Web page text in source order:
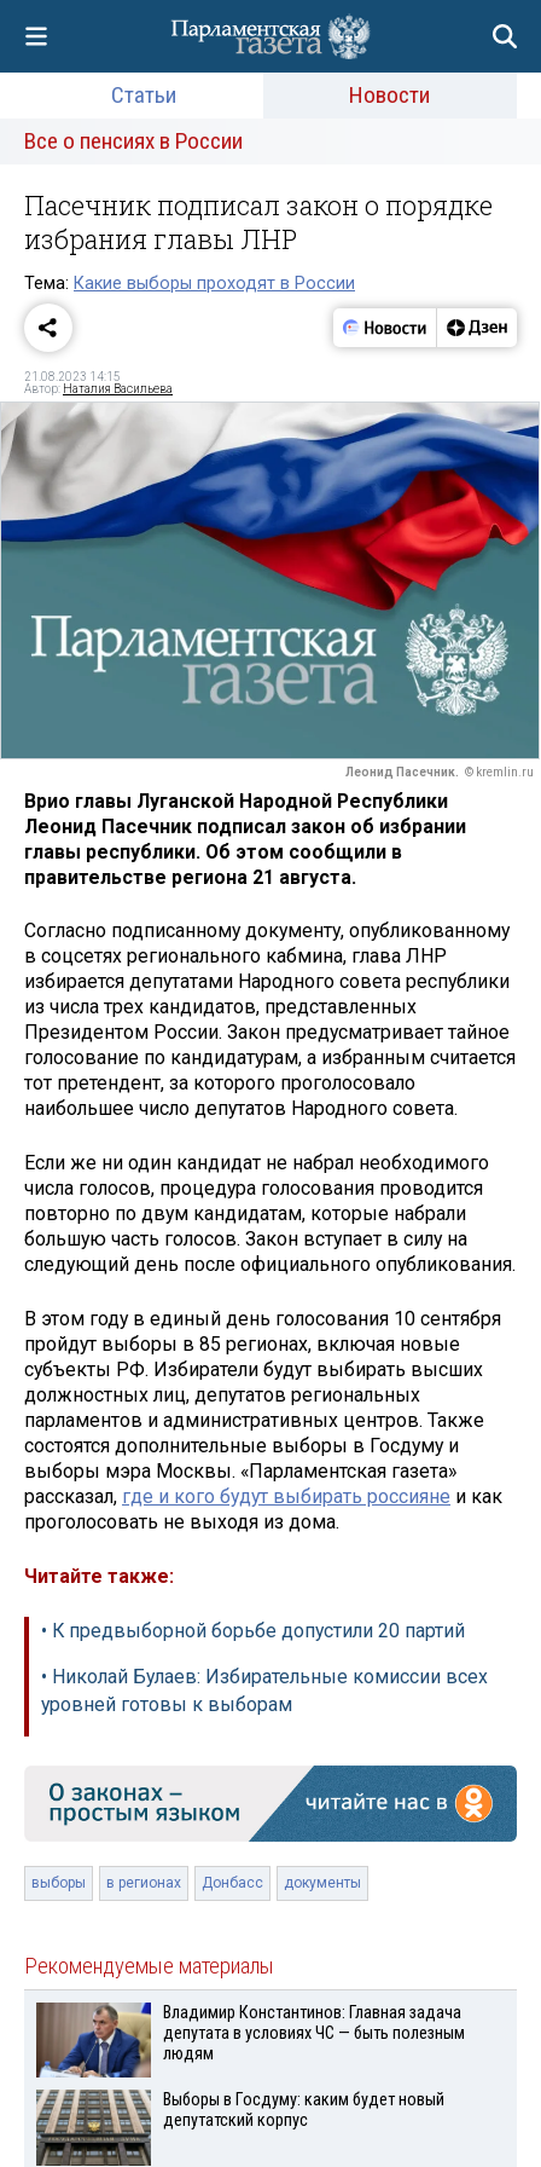
Статьи
Новости
Все о пенсиях в России
Пасечник подписал закон о порядке
избрания главы ЛНР
Тема: Какие выборы проходят в России
21.08.2023 14:15
Автор: Наталия Васильева
Леонид Пасечник. © kremlin.ru
Врио главы Луганской Народной Республики
Леонид Пасечник подписал закон об избрании
главы республики. Об этом сообщили в
правительстве региона 21 августа.
Согласно подписанному документу, опубликованному
в соцсетях регионального кабмина, глава ЛНР
избирается депутатами Народного совета республики
из числа трех кандидатов, представленных
Президентом России. Закон предусматривает тайное
голосование по кандидатурам, а избранным считается
тот претендент, за которого проголосовало
наибольшее число депутатов Народного совета.
Если же ни один кандидат не набрал необходимого
числа голосов, процедура голосования проводится
повторно по двум кандидатам, которые набрали
большую часть голосов. Закон вступает в силу на
следующий день после официального опубликования.
В этом году в единый день голосования 10 сентября
пройдут выборы в 85 регионах, включая новые
субъекты РФ. Избиратели будут выбирать высших
должностных лиц, депутатов региональных
парламентов и административных центров. Также
состоятся дополнительные выборы в Госдуму и
выборы мэра Москвы. «Парламентская газета»
рассказал, где и кого будут выбирать россияне и как
проголосовать не выходя из дома.
Читайте также:
• К предвыборной борьбе допустили 20 партий
• Николай Булаев: Избирательные комиссии всех
уровней готовы к выборам
выборы в регионах Донбасс документы
Рекомендуемые материалы
Владимир Константинов: Главная задача
депутата в условиях ЧС — быть полезным
людям
Выборы в Госдуму: каким будет новый
депутатский корпус